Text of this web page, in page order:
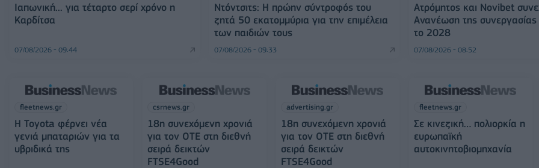
Ιαπωνική... για τέταρτο σερί χρόνο η
Καρδίτσα
07/08/2026 - 09:44
Ντόντσιτς: Η πρώην σύντροφός του
ζητά 50 εκατομμύρια για την επιμέλεια
των παιδιών τους
07/08/2026 - 09:33
Ατρόμητος και Novibet
Ανανέωση της συνεργασίας
το 2028
07/08/2026 - 08:52
fleetnews.gr
Η Toyota φέρνει νέα
γενιά μπαταριών για τα
υβριδικά της
csrnews.gr
18η συνεχόμενη χρονιά
για τον ΟΤΕ στη διεθνή
σειρά δεικτών
FTSE4Good
advertising.gr
18η συνεχόμενη χρονιά
για τον ΟΤΕ στη διεθνή
σειρά δεικτών
FTSE4Good
fleetnews.gr
Σε κινεζική… πολιορκία η
ευρωπαϊκή
αυτοκινητοβιομηχανία